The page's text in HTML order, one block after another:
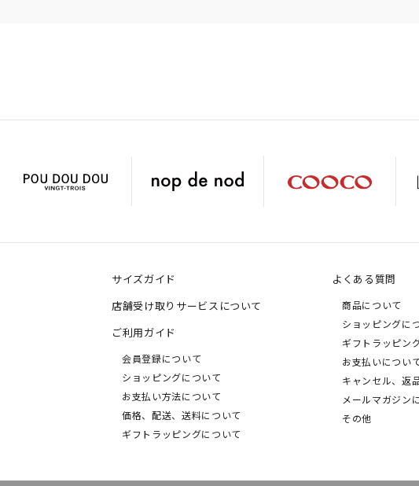
サイズガイド
店舗受け取りサービスについて
ご利用ガイド
会員登録について
ショッピングについて
お支払い方法について
価格、配送、送料について
ギフトラッピングについて
よくある質問
商品について
ショッピングに
ギフトラッピン
お支払いについ
キャンセル、返
メールマガジン
その他